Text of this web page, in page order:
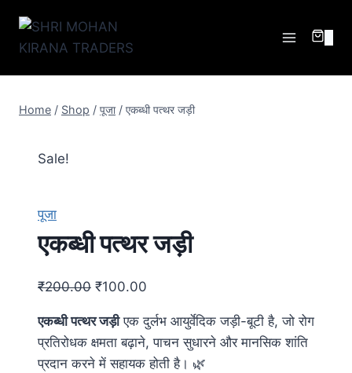
Home / Shop / पूजा / एकब्धी पत्थर जड़ी
Sale!
पूजा
एकब्धी पत्थर जड़ी
₹200.00 ₹100.00
एकब्धी पत्थर जड़ीएक दुर्लभ आयुर्वेदिक जड़ी-बूटी है, जो रोग
प्रतिरोधक क्षमता बढ़ाने, पाचन सुधारने और मानसिक शांति
प्रदान करने में सहायक होती है। 🌿